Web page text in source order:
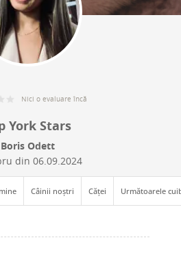
Nici o evaluare încă
York Stars
Boris Odett
din 06.09.2024
Câinii noștri Căței Următoarele